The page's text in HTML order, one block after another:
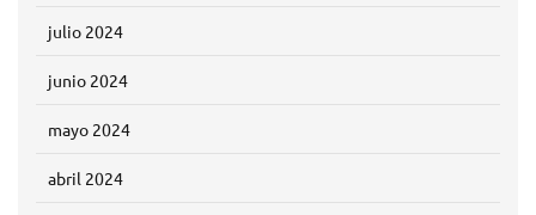
julio 2024
junio 2024
mayo 2024
abril 2024